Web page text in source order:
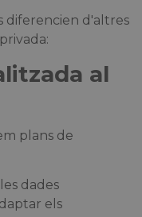
diferencien d'altres
al
plans de
les dades
els